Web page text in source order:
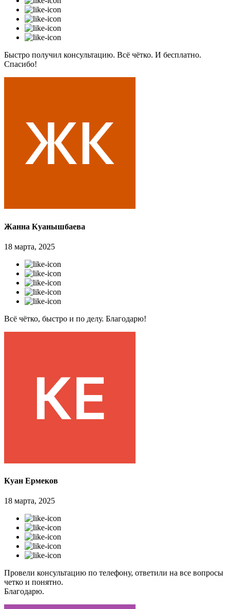
Быстро получил консультацию. Всё чётко. И бесплатно.
Спасибо!
Жанна Куанышбаева
18 марта, 2025
Всё чётко, быстро и по делу. Благодарю!
Куан Ермеков
18 марта, 2025
Провели консультацию по телефону, ответили на все вопросы
четко и понятно.
Благодарю.